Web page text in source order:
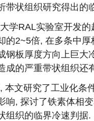
带状组织研究得出的
学RAL实验室开发
的2~5倍, 在多条中
钢板厚度方向上巨大
成的严重带状组织还
本文研究了工业化条
响, 探讨了铁素体相
组织的临界冷速判据.